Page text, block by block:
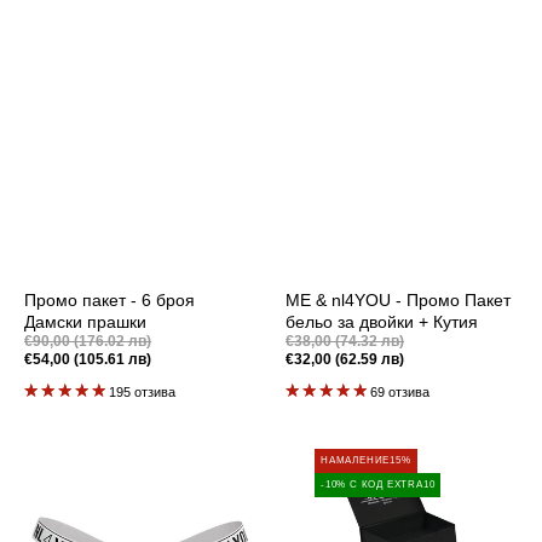
Промо пакет - 6 броя
Дамски прашки
€90,00 (176.02 лв)
Промоционална
цена
€54,00 (105.61 лв)
195 отзива
ME & nl4YOU - Промо Пакет
бельо за двойки + Кутия
€38,00 (74.32 лв)
Промоционална
цена
€32,00 (62.59 лв)
69 отзива
Памучни
nl4YOU
НАМАЛЕНИЕ15%
-10% С КОД EXTRA10